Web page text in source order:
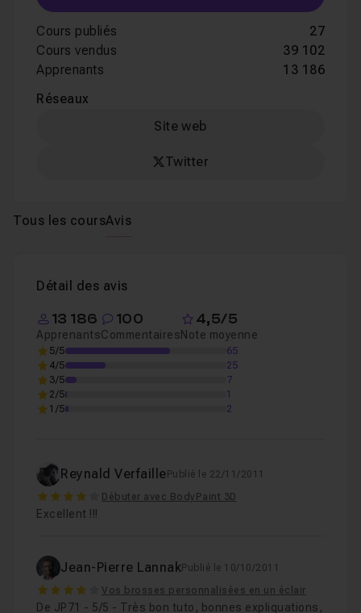
Cours publiés
27
Cours vendus
39 102
Apprenants
13 186
Réseaux
Site web
Twitter
Tous les coursAvis
Détail des avis
13 186
Apprenants
100
Commentaires
4,5/5
Note moyenne
5/5
65
4/5
25
3/5
7
2/5
1
1/5
2
Reynald Verfaille Publié le 22/11/2011
4 Débuter avec BodyPaint 3D
Excellent !!!
Jean-Pierre LannakPublié le 10/10/2011
4 Vos brosses personnalisées en un éclair
De JP71 - 5/5 - Très bon tuto, bonnes expliquations,